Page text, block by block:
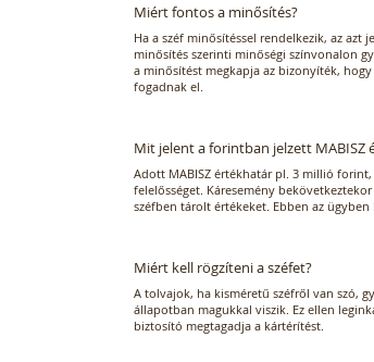
Miért fontos a minősítés?
Ha a széf minősítéssel rendelkezik, az
minősítés szerinti minőségi színvonalon
a minősítést megkapja az bizonyíték,
fogadnak el.
Mit jelent a forintban jelzett MABISZ
Adott MABISZ értékhatár pl. 3 millió
felelősséget. Káresemény
széfben tárolt értékeket. Ebben az
Miért kell rögzíteni a széfet?
A tolvajok, ha kisméretű széfről van szó,
állapotban magukkal viszik. Ez ellen
biztosító megtagadja a kártérítést.